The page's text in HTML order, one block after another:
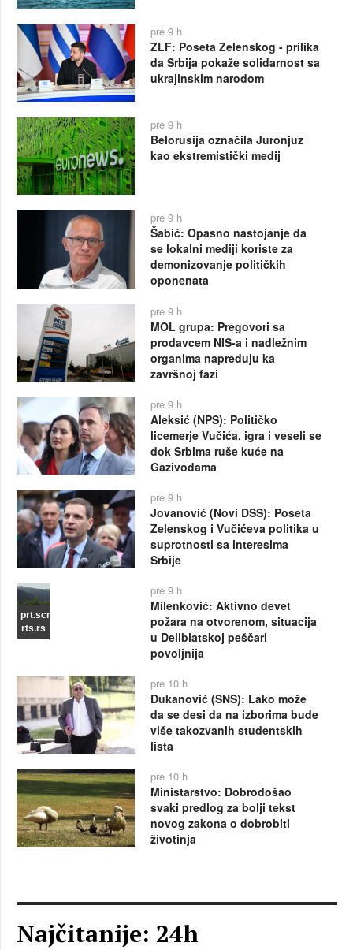
pre 9 h
ZLF: Poseta Zelenskog - prilika
da Srbija pokaže solidarnost sa
ukrajinskim narodom
pre 9 h
Belorusija označila Juronjuz
kao ekstremistički medij
pre 9 h
Šabić: Opasno nastojanje da
se lokalni mediji koriste za
demonizovanje političkih
oponenata
pre 9 h
MOL grupa: Pregovori sa
prodavcem NIS-a i nadležnim
organima napreduju ka
završnoj fazi
pre 9 h
Aleksić (NPS): Političko
licemerje Vučića, igra i veseli se
dok Srbima ruše kuće na
Gazivodama
pre 9 h
Jovanović (Novi DSS): Poseta
Zelenskog i Vučićeva politika u
suprotnosti sa interesima
Srbije
prt.scr
rts.rs
pre 9 h
Milenković: Aktivno devet
požara na otvorenom, situacija
u Deliblatskoj peščari
povoljnija
pre 10 h
Đukanović (SNS): Lako može
da se desi da na izborima bude
više takozvanih studentskih
lista
pre 10 h
Ministarstvo: Dobrodošao
svaki predlog za bolji tekst
novog zakona o dobrobiti
životinja
Najčitanije: 24h